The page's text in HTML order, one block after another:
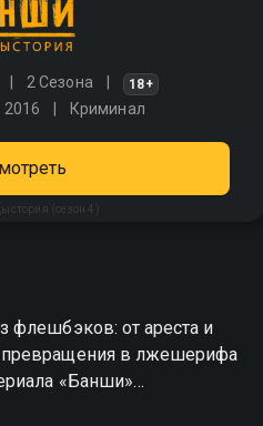
2 Сезона 18+
2016 Криминал
(сезон 4)
флешбэков: от ареста и
превращения в лжешерифа
«Банши»